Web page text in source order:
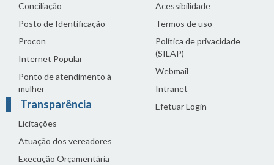
Conciliação
Posto de Identificação
Procon
Internet Popular
Ponto de atendimento à
mulher
Transparência
Licitações
Atuação dos vereadores
Execução Orçamentária
Acessibilidade
Termos de uso
Política de privacidade
(SILAP)
Webmail
Intranet
Efetuar Login